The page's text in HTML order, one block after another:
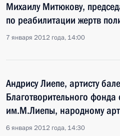
Михаилу Митюкову,
по реабилитации жертв
7 января 2012 года, 14:00
Андрису Лиепе, артисту
Благотворительного фонда
им.М.Лиепы, народному
6 января 2012 года, 14:30